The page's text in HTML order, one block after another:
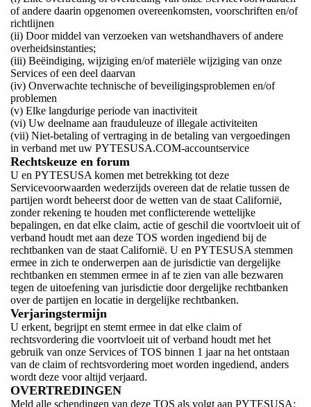
of andere daarin opgenomen overeenkomsten, voorschriften en/of
richtlijnen
(ii) Door middel van verzoeken van wetshandhavers of andere
overheidsinstanties;
(iii) Beëindiging, wijziging en/of materiële wijziging van onze
Services of een deel daarvan
(iv) Onverwachte technische of beveiligingsproblemen en/of
problemen
(v) Elke langdurige periode van inactiviteit
(vi) Uw deelname aan frauduleuze of illegale activiteiten
(vii) Niet-betaling of vertraging in de betaling van vergoedingen
in verband met uw PYTESUSA.COM-accountservice
Rechtskeuze en forum
U en PYTESUSA komen met betrekking tot deze
Servicevoorwaarden wederzijds overeen dat de relatie tussen de
partijen wordt beheerst door de wetten van de staat Californië,
zonder rekening te houden met conflicterende wettelijke
bepalingen, en dat elke claim, actie of geschil die voortvloeit uit of
verband houdt met aan deze TOS worden ingediend bij de
rechtbanken van de staat Californië. U en PYTESUSA stemmen
ermee in zich te onderwerpen aan de jurisdictie van dergelijke
rechtbanken en stemmen ermee in af te zien van alle bezwaren
tegen de uitoefening van jurisdictie door dergelijke rechtbanken
over de partijen en locatie in dergelijke rechtbanken.
Verjaringstermijn
U erkent, begrijpt en stemt ermee in dat elke claim of
rechtsvordering die voortvloeit uit of verband houdt met het
gebruik van onze Services of TOS binnen 1 jaar na het ontstaan
van de claim of rechtsvordering moet worden ingediend, anders
wordt deze voor altijd verjaard.
OVERTREDINGEN
Meld alle schendingen van deze TOS als volgt aan PYTESUSA: